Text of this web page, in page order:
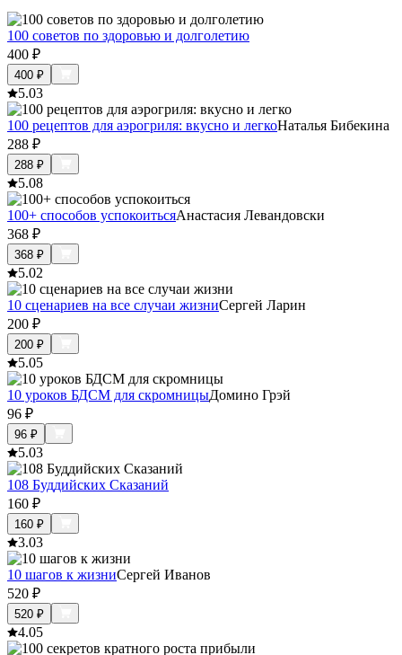
100 советов по здоровью и долголетию
400 ₽
400 ₽
5.03
100 рецептов для аэрогриля: вкусно и легкоНаталья Бибекина
288 ₽
288 ₽
5.08
100+ способов успокоитьсяАнастасия Левандовски
368 ₽
368 ₽
5.02
10 сценариев на все случаи жизниСергей Ларин
200 ₽
200 ₽
5.05
10 уроков БДСМ для скромницыДомино Грэй
96 ₽
96 ₽
5.03
108 Буддийских Сказаний
160 ₽
160 ₽
3.03
10 шагов к жизниСергей Иванов
520 ₽
520 ₽
4.05